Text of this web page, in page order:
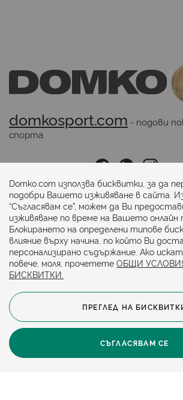
domkosport.com - подови
спорта
Последвайте ни:
Начини на плащане:
© 2024. Всички права
Общи условия
Политика за
Domko.com използва бисквитки, за да
подобри Вашето изживяване в сайта.
“Съгласявам се”, можем да Ви
изживяване по време на Вашето онлайн
Блокирането на определени типове
влияние върху начина, по който Ви
персонализирано съдържание. Ако
повече, моля, прочетете ОБЩИ
БИСКВИТКИ.
СЪГЛАСЯВАМ СЕ
ПРЕГЛЕД НА